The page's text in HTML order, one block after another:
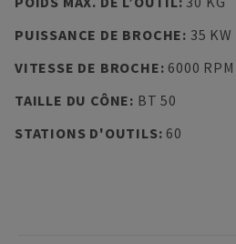
PUISSANCE DE BROCHE: 35 KW
VITESSE DE BROCHE: 6000 RPM
TAILLE DU CÔNE: BT 50
STATIONS D'OUTILS: 60